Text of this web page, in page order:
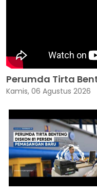
Perumda Tirta
Kamis, 06 Agustus 2026